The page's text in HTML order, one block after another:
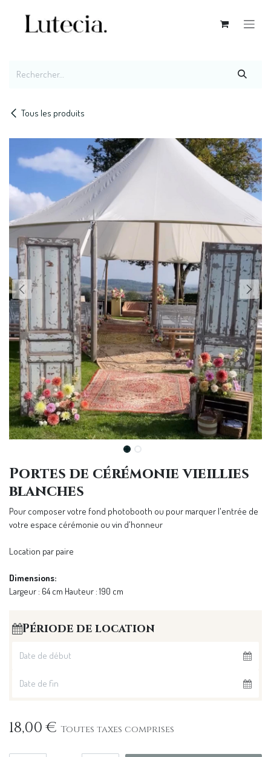
Tous les produits
Portes de cérémonie vieillies
blanches
Pour composer votre fond photobooth ou pour marquer l'entrée de
votre espace cérémonie ou vin d'honneur
Location par paire
Dimensions:
Largeur : 64 cm Hauteur : 190 cm
Période de location
18,00€ Toutes taxes comprises